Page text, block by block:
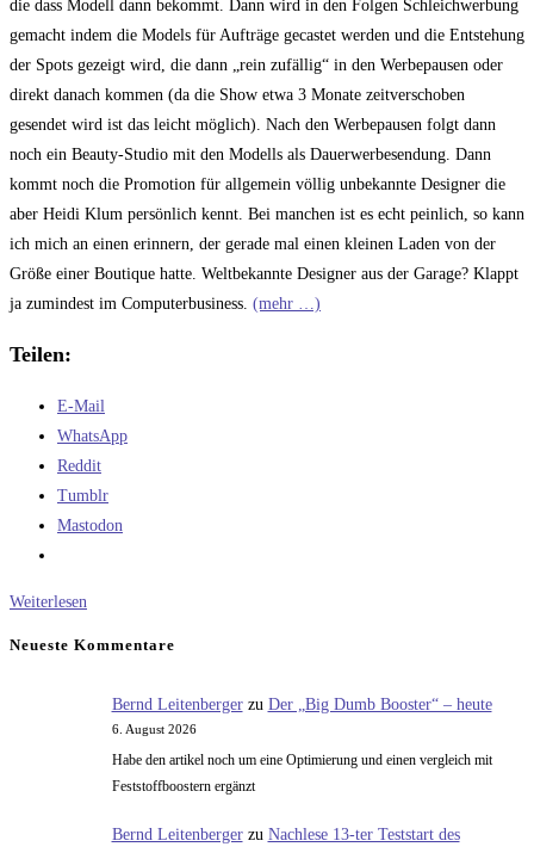
die dass Modell dann bekommt. Dann wird in den Folgen Schleichwerbung
gemacht indem die Models für Aufträge gecastet werden und die Entstehung
der Spots gezeigt wird, die dann „rein zufällig“ in den Werbepausen oder
direkt danach kommen (da die Show etwa 3 Monate zeitverschoben
gesendet wird ist das leicht möglich). Nach den Werbepausen folgt dann
noch ein Beauty-Studio mit den Modells als Dauerwerbesendung. Dann
kommt noch die Promotion für allgemein völlig unbekannte Designer die
aber Heidi Klum persönlich kennt. Bei manchen ist es echt peinlich, so kann
ich mich an einen erinnern, der gerade mal einen kleinen Laden von der
Größe einer Boutique hatte. Weltbekannte Designer aus der Garage? Klappt
ja zumindest im Computerbusiness. (mehr …)
Teilen:
E-Mail
WhatsApp
Reddit
Tumblr
Mastodon
Weiterlesen
Neueste Kommentare
Bernd Leitenbergerzu Der „Big Dumb Booster“ – heute
6. August 2026
Habe den artikel noch um eine Optimierung und einen vergleich mit
Feststoffboostern ergänzt
Bernd Leitenbergerzu Nachlese 13-ter Teststart des